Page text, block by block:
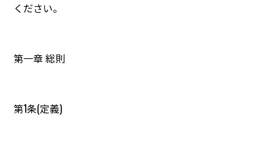
ください。
第一章 総則
第1条(定義)